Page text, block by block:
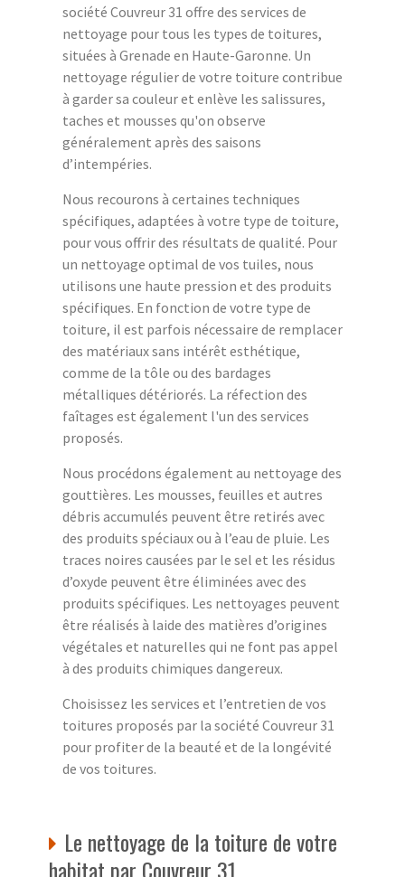
société Couvreur 31 offre des services de
nettoyage pour tous les types de toitures,
situées à Grenade en Haute-Garonne. Un
nettoyage régulier de votre toiture contribue
à garder sa couleur et enlève les salissures,
taches et mousses qu'on observe
généralement après des saisons
d’intempéries.
Nous recourons à certaines techniques
spécifiques, adaptées à votre type de toiture,
pour vous offrir des résultats de qualité. Pour
un nettoyage optimal de vos tuiles, nous
utilisons une haute pression et des produits
spécifiques. En fonction de votre type de
toiture, il est parfois nécessaire de remplacer
des matériaux sans intérêt esthétique,
comme de la tôle ou des bardages
métalliques détériorés. La réfection des
faîtages est également l'un des services
proposés.
Nous procédons également au nettoyage des
gouttières. Les mousses, feuilles et autres
débris accumulés peuvent être retirés avec
des produits spéciaux ou à l’eau de pluie. Les
traces noires causées par le sel et les résidus
d’oxyde peuvent être éliminées avec des
produits spécifiques. Les nettoyages peuvent
être réalisés à laide des matières d’origines
végétales et naturelles qui ne font pas appel
à des produits chimiques dangereux.
Choisissez les services et l’entretien de vos
toitures proposés par la société Couvreur 31
pour profiter de la beauté et de la longévité
de vos toitures.
Le nettoyage de la toiture de votre
habitat par Couvreur 31